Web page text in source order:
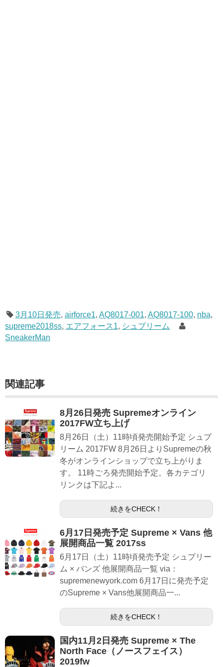
3月10日発売, airforce1, AQ8017-001, AQ8017-100, nba,
supreme2018ss, エアフォース1, シュプリーム
SneakerMan
関連記事
8月26日発売 Supremeオンライン
2017FW立ち上げ
8月26日（土）11時頃発売開始予定 シュプ
リーム 2017FW 8月26日よりSupremeの秋
冬がオンラインショップで立ち上がりま
す。 11時ごろ発売開始予定。各カテゴリ
リンクは下記よ...
続きをCHECK！
6月17日発売予定 Supreme × Vans 他
展開商品一覧 2017ss
6月17日（土）11時頃発売予定 シュプリー
ム × バンズ 他展開商品一覧 via：
supremenewyork.com 6月17日に発売予定
のSupreme × Vans他展開商品一...
続きをCHECK！
国内11月2日発売 Supreme × The
North Face（ノースフェイス）
2019fw